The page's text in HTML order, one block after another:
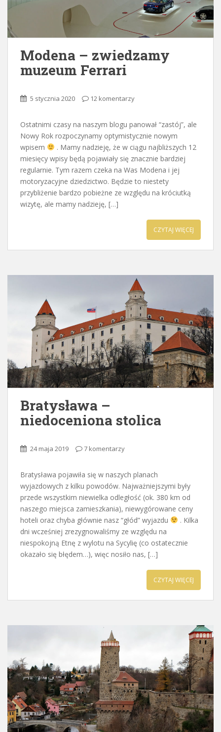
Modena – zwiedzamy
muzeum Ferrari
5 stycznia 2020 12 komentarzy
Ostatnimi czasy na naszym blogu panował “zastój”, ale
Nowy Rok rozpoczynamy optymistycznie nowym
wpisem
. Mamy nadzieję, że w ciągu najbliższych 12
miesięcy wpisy będą pojawiały się znacznie bardziej
regularnie. Tym razem czeka na Was Modena i jej
motoryzacyjne dziedzictwo. Będzie to niestety
przybliżenie bardzo pobieżne ze względu na króciutką
wizytę, ale mamy nadzieję, […]
CZYTAJ WIĘCEJ
Bratysława –
niedoceniona stolica
24 maja 2019 7 komentarzy
Bratysława pojawiła się w naszych planach
wyjazdowych z kilku powodów. Najważniejszymi były
przede wszystkim niewielka odległość (ok. 380 km od
naszego miejsca zamieszkania), niewygórowane ceny
hoteli oraz chyba głównie nasz “głód” wyjazdu
. Kilka
dni wcześniej zrezygnowaliśmy ze względu na
niespokojną Etnę z wylotu na Sycylię (co ostatecznie
okazało się błędem…), więc nosiło nas, […]
CZYTAJ WIĘCEJ